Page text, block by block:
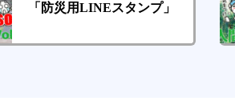
「防災用LINEスタンプ」